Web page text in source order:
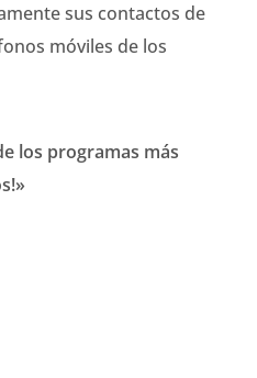
sus contactos de
móviles de los
los programas más